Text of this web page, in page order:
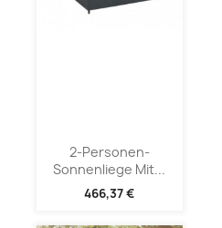
2-Personen-
Sonnenliege Mit...
466,37 €